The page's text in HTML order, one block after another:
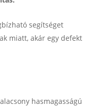
segítséget
miatt, akár egy defekt
hasmagasságú